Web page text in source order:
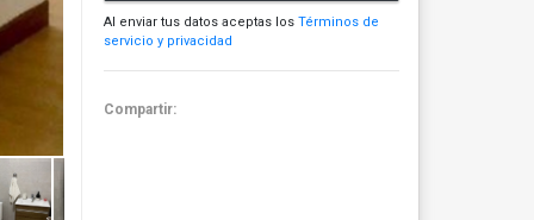
Al enviar tus datos aceptas los Términos de
servicio y privacidad
Compartir: